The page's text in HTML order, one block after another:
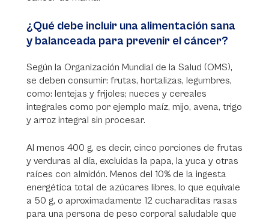
¿Qué debe incluir una alimentación sana
y balanceada para prevenir el cáncer?
Según la Organización Mundial de la Salud (OMS),
se deben consumir: frutas, hortalizas, legumbres,
como: lentejas y frijoles; nueces y cereales
integrales como por ejemplo maíz, mijo, avena, trigo
y arroz integral sin procesar.
Al menos 400 g, es decir, cinco porciones de frutas
y verduras al día, excluidas la papa, la yuca y otras
raíces con almidón. Menos del 10% de la ingesta
energética total de azúcares libres, lo que equivale
a 50 g, o aproximadamente 12 cucharaditas rasas
para una persona de peso corporal saludable que